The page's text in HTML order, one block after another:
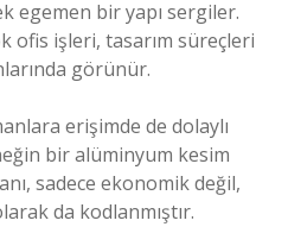
egemen bir yapı sergiler.
ofis işleri, tasarım süreçleri
görünür.
erişimde de dolaylı
bir alüminyum kesim
sadece ekonomik değil,
da kodlanmıştır.